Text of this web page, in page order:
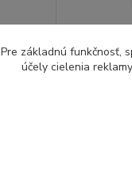
Pre základnú funkčnosť,
účely cielenia